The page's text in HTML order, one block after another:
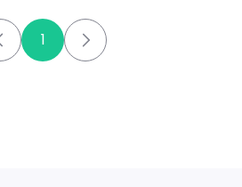
1